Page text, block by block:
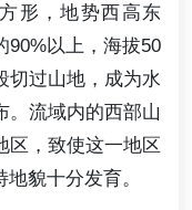
形，地势西高东
90%以上，海拔50
切过山地，成为水
。流域内的西部山
区，致使这一地区
貌十分发育。